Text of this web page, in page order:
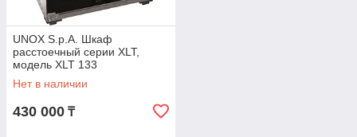
UNOX S.p.A. Шкаф
расстоечный серии XLT,
модель XLT 133
Нет в наличии
430 000 ₸